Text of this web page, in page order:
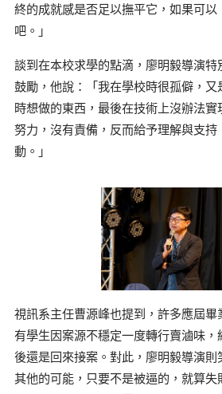
終的成就感是否足以撫平它，如果可以
吧。」
談到在本校求學的點滴，廖明毅導演
鼓勵，他說：「我在學校時很孤僻，
時想做的東西，最後在技術上沒辦法
努力，沒有責備，反而給予理解與支
動。」
視訊系主任曹源峰也提到，許多應屆畢
有學生因案源不穩定一度轉行賣滷味
後還是回來接案。對此，廖明毅導演則
其他的可能，只要不是被逼的，就算失